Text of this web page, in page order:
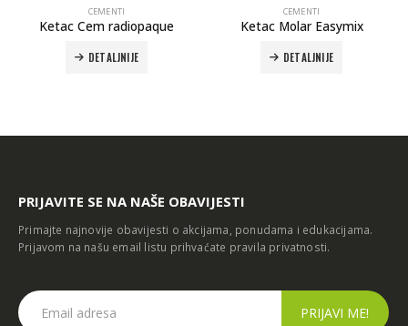
CEMENTI
Ketac Molar Easymix
DETALJNIJE
CEMENTI
RelyX Fiber Post
DETALJNIJE
PRIJAVITE SE NA NAŠE OBAVIJESTI
Primajte najnovije obavijesti o akcijama, ponudama i edukacijama.
Prijavom na našu email listu prihvaćate pravila privatnosti.